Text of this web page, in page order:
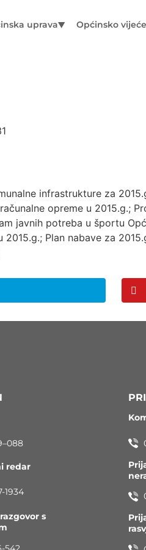
uprava Općinsko vijeće
infrastrukture za
opreme u 2015.g.;
javnih potreba u športu
Plan nabave za
redar
1934
s